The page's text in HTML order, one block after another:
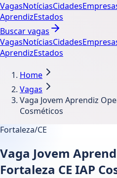
VagasNotíciasCidades
AprendizEstados
Buscar vagas
VagasNotíciasCidades
AprendizEstados
Home
Vagas
Vaga Jovem Aprendiz
Cosméticos
Fortaleza/CE
Vaga Jovem
Fortaleza CE IAP